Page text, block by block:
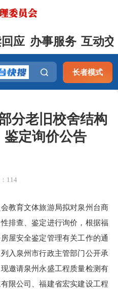
应 办事服务 互动
长者模式
分老旧校舍结构
鉴定询价公告
114
育文体旅游局拟对泉州台商
排查、鉴定进行询价，根据福
屋安全鉴定管理有关工作的通
入泉州市行政主管部门公开承
邀请泉州永盛工程质量检测有
限公司、福建省宏实建设工程